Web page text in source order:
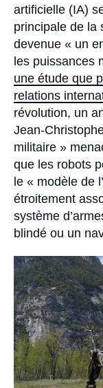
artificielle (IA)
principale de la
devenue « un
les puissances
une étude que
relations
révolution, un
Jean-
militaire »
que les robots
le « modèle de
étroitement
système
blindé ou un
Image
principale
médiatique